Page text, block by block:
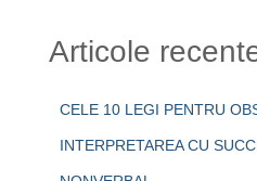
Articole
CELE 10 LEGI PENTRU
INTERPRETAREA CU